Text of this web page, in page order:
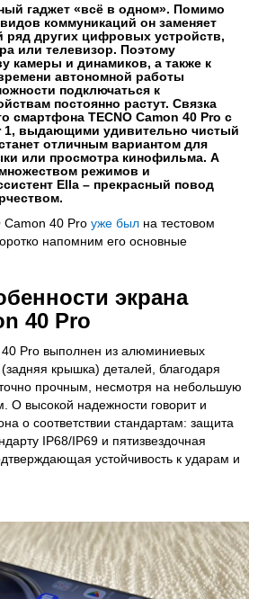
гаджет «всё в одном». Помимо
коммуникаций он заменяет
ряд других цифровых устройств,
или телевизор. Поэтому
камеры и динамиков, а также к
автономной работы
подключаться к
постоянно растут. Связка
смартфона TECNO Camon 40 Pro с
1, выдающими удивительно чистый
отличным вариантом для
или просмотра кинофильма. А
режимов и
Ella – прекрасный повод
40 Pro уже был на тестовом
напомним его основные
экрана
40 Pro
40 Pro выполнен из алюминиевых
крышка) деталей, благодаря
прочным, несмотря на небольшую
О высокой надежности говорит и
о соответствии стандартам: защита
IP68/IP69 и пятизвездочная
устойчивость к ударам и